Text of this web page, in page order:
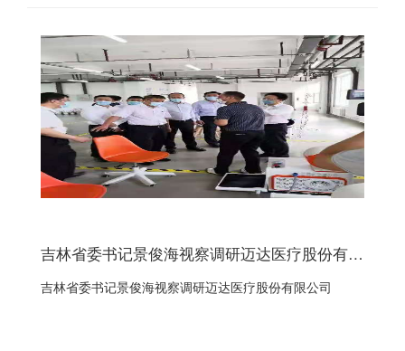
吉林省委书记景俊海视察调研迈达医疗股份有限公司
吉林省委书记景俊海视察调研迈达医疗股份有限公司